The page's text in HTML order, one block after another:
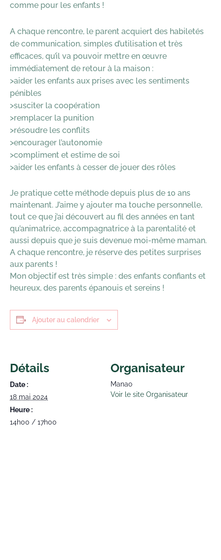
comme pour les enfants !
A chaque rencontre, le parent acquiert des habiletés
de communication, simples d’utilisation et très
efficaces, qu’il va pouvoir mettre en œuvre
immédiatement de retour à la maison :
>aider les enfants aux prises avec les sentiments
pénibles
>susciter la coopération
>remplacer la punition
>résoudre les conflits
>encourager l’autonomie
>compliment et estime de soi
>aider les enfants à cesser de jouer des rôles
Je pratique cette méthode depuis plus de 10 ans
maintenant. J’aime y ajouter ma touche personnelle,
tout ce que j’ai découvert au fil des années en tant
qu’animatrice, accompagnatrice à la parentalité et
aussi depuis que je suis devenue moi-même maman.
A chaque rencontre, je réserve des petites surprises
aux parents !
Mon objectif est très simple : des enfants confiants et
heureux, des parents épanouis et sereins !
Ajouter au calendrier
Détails
Date :
18 mai 2024
Heure :
14h00 / 17h00
Organisateur
Manao
Voir le site Organisateur